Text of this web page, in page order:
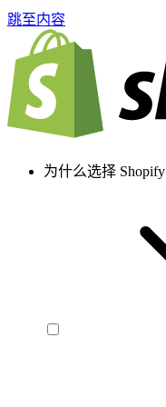
跳至内容
为什么选择 Shopify